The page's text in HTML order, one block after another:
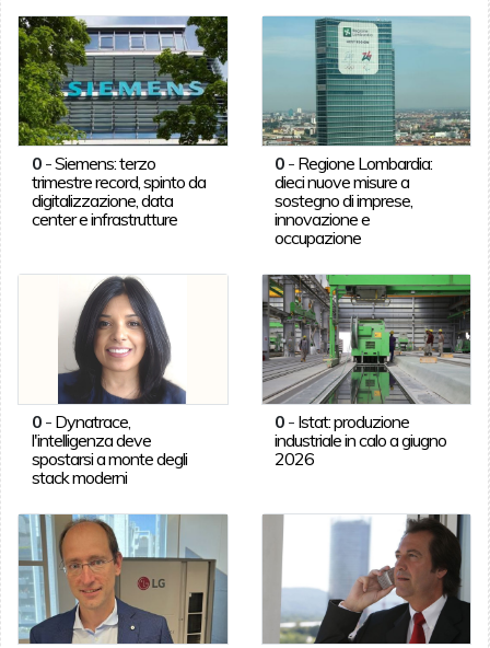
0-Siemens: terzo
trimestre record, spinto da
digitalizzazione, data
center e infrastrutture
0 - Regione Lombardia:
dieci nuove misure a
sostegno di imprese,
innovazione e
occupazione
0- Dynatrace,
l'intelligenza deve
spostarsi a monte degli
stack moderni
0 - Istat: produzione
industriale in calo a giugno
2026